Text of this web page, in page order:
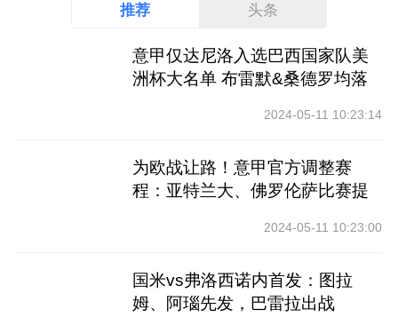
推荐 头条
意甲仅达尼洛入选巴西国家队美
洲杯大名单 布雷默&桑德罗均落
2024-05-11 10:23:14
为欧战让路！意甲官方调整赛
程：亚特兰大、佛罗伦萨比赛提
2024-05-11 10:23:00
国米vs弗洛西诺内首发：图拉
姆、阿瑙先发，巴雷拉出战